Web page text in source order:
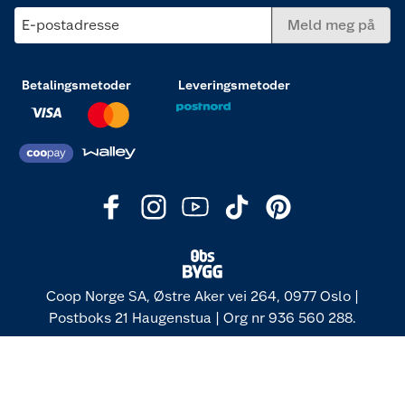
E-postadresse Meld meg på
Betalingsmetoder Leveringsmetoder
Coop Norge SA, Østre Aker vei 264, 0977 Oslo |
Postboks 21 Haugenstua | Org nr 936 560 288.